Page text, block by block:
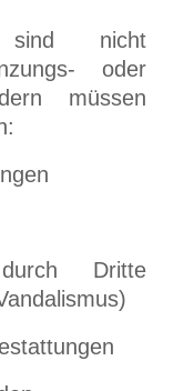
sind nicht
oder
müssen
Dritte